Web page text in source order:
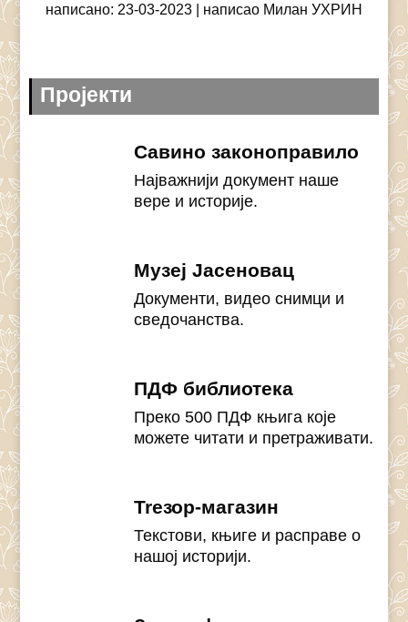
написано: 23-03-2023 написао Милан УХРИН
Пројекти
Савино законоправило
Најважнији документ наше
вере и историје.
Музеј Јасеновац
Документи, видео снимци и
сведочанства.
ПДФ библиотека
Преко 500 ПДФ књига које
можете читати и претраживати.
Treзор-магазин
Текстови, књиге и расправе о
нашој историји.